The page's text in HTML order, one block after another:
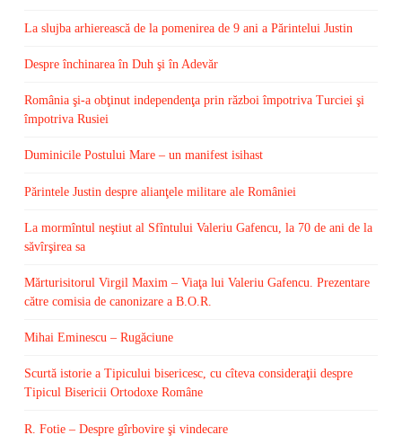
La slujba arhierească de la pomenirea de 9 ani a Părintelui Justin
Despre închinarea în Duh şi în Adevăr
România şi-a obţinut independenţa prin război împotriva Turciei şi
împotriva Rusiei
Duminicile Postului Mare – un manifest isihast
Părintele Justin despre alianţele militare ale României
La mormîntul neştiut al Sfîntului Valeriu Gafencu, la 70 de ani de la
săvîrşirea sa
Mărturisitorul Virgil Maxim – Viaţa lui Valeriu Gafencu. Prezentare
către comisia de canonizare a B.O.R.
Mihai Eminescu – Rugăciune
Scurtă istorie a Tipicului bisericesc, cu cîteva consideraţii despre
Tipicul Bisericii Ortodoxe Române
R. Fotie – Despre gîrbovire şi vindecare